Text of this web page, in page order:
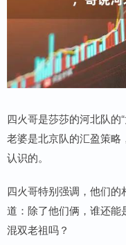
四火哥是莎莎的河北队的
老婆是北京队的汇盈策
认识的。
四火哥特别强调，他们
道：除了他们俩，谁还
混双老祖吗？